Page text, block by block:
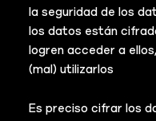
la seguridad de los
los datos están
logren acceder a
(mal) utilizarlos
Es preciso cifrar los